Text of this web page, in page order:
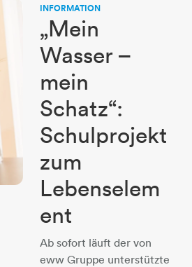
INFORMATION
„Mein
Wasser –
mein
Schatz“:
Schulprojekt
zum
Lebenselem
ent
Ab sofort läuft der von
eww Gruppe unterstützte